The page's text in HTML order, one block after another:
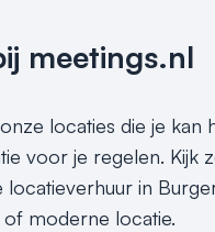
meetings.nl
locaties die je kan
voor je regelen.
locatieverhuur in
moderne locatie.